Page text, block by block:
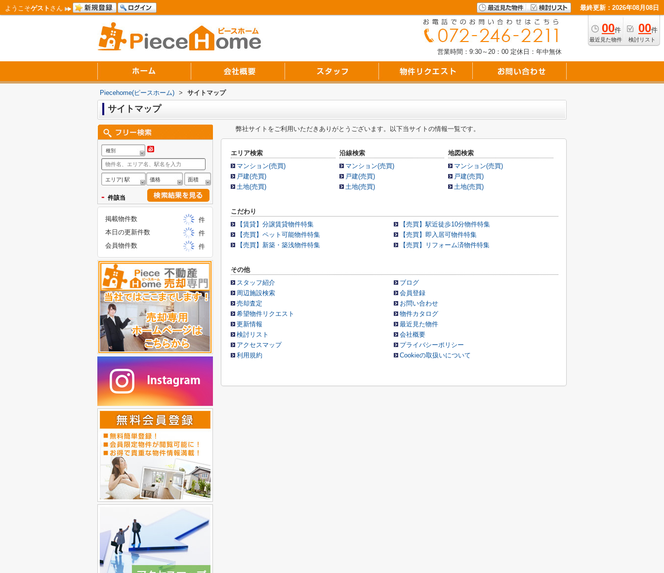
ようこそゲスト さん 最終更新：2026年08月08日
00件
最近見た物件
00件
検討リスト
営業時間：9:30～20：00 定休日：年中無休
Piecehome(ピースホーム) > サイトマップ
サイトマップ
弊社サイトをご利用いただきありがとうございます。以下当サイトの情報一覧です。
エリア検索
マンション(売買)
戸建(売買)
土地(売買)
沿線検索
マンション(売買)
戸建(売買)
土地(売買)
地図検索
マンション(売買)
戸建(売買)
土地(売買)
こだわり
【賃貸】分譲賃貸物件特集
【売買】駅近徒歩10分物件特集
【売買】ペット可能物件特集
【売買】即入居可物件特集
【売買】新築・築浅物件特集
【売買】リフォーム済物件特集
その他
スタッフ紹介
ブログ
周辺施設検索
会員登録
売却査定
お問い合わせ
希望物件リクエスト
物件カタログ
更新情報
最近見た物件
検討リスト
会社概要
アクセスマップ
プライバシーポリシー
利用規約
Cookieの取扱いについて
種別
エリア| 駅 価格 面積
- 件該当
掲載物件数
件
本日の更新件数
件
会員物件数
件